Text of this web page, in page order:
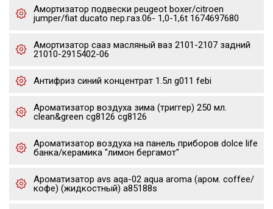
Амортизатор подвески peugeot boxer/citroen
jumper/fiat ducato пер.газ.06- 1,0-1,6t 1674697680
Амортизатор сааз масляный ваз 2101-2107 задний
21010-2915402-06
Антифриз синий концентрат 1.5л g011 febi
Ароматизатор воздуха зима (триггер) 250 мл.
clean&green cg8126 cg8126
Ароматизатор воздуха на панель приборов dolce life
банка/керамика "лимон бергамот"
Ароматизатор avs aqa-02 aqua aroma (аром. coffee/
кофе) (жидкостный) a85188s